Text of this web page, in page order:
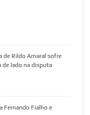
de Rildo Amaral sofre
de lado na disputa
Fernando Fialho e